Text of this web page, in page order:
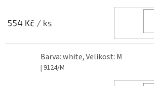
554 Kč / ks
Barva: white, Velikost: M
| 9124/M